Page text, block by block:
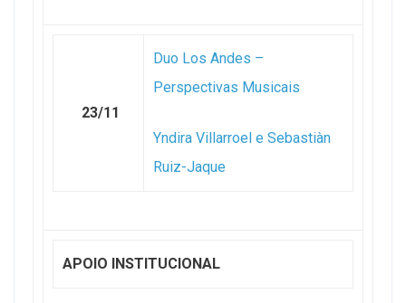
23/11
Duo Los Andes –
Perspectivas Musicais
Yndira Villarroel e Sebastiàn
Ruiz-Jaque
APOIO INSTITUCIONAL